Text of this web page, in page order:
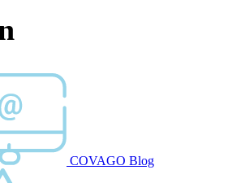
COVAGO Blog